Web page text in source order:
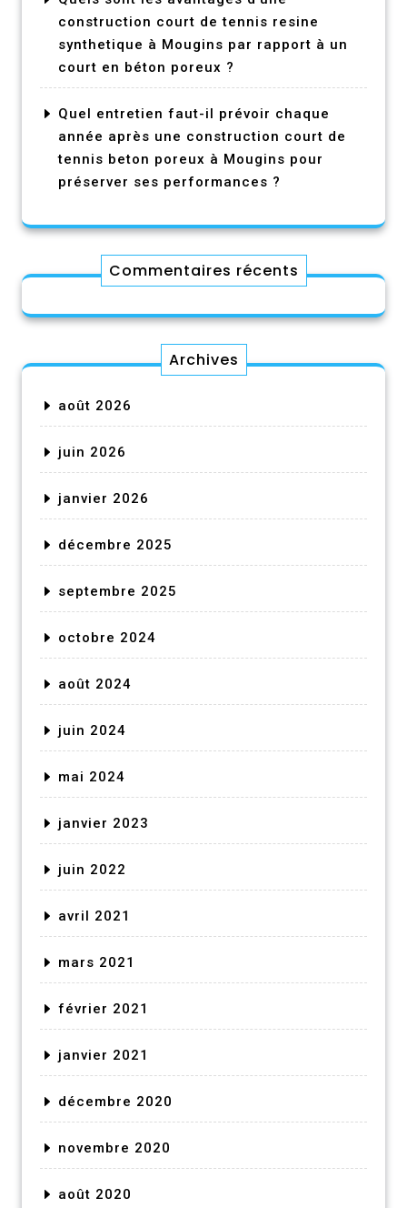
construction court de tennis resine
synthetique à Mougins par rapport à un
court en béton poreux ?
Quel entretien faut-il prévoir chaque
année après une construction court de
tennis beton poreux à Mougins pour
préserver ses performances ?
Commentaires récents
Archives
août 2026
juin 2026
janvier 2026
décembre 2025
septembre 2025
octobre 2024
août 2024
juin 2024
mai 2024
janvier 2023
juin 2022
avril 2021
mars 2021
février 2021
janvier 2021
décembre 2020
novembre 2020
août 2020